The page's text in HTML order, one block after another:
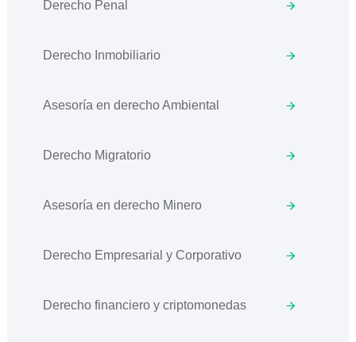
Derecho Penal
Derecho Inmobiliario
Asesoría en derecho Ambiental
Derecho Migratorio
Asesoría en derecho Minero
Derecho Empresarial y Corporativo
Derecho financiero y criptomonedas